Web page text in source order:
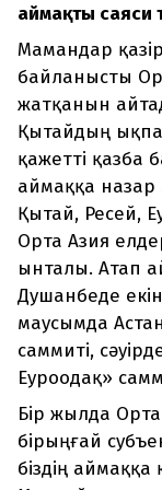
аймақтың
Мамандар
байланысты
жатқанын
Қытайдың
қажетті қазба
аймаққа
Қытай, Ресей,
Орта Азия
ынталы. Атап
Душанбеде
маусымда
саммиті,
Еуроодақ»
Бір жылда
бірыңғай
біздің